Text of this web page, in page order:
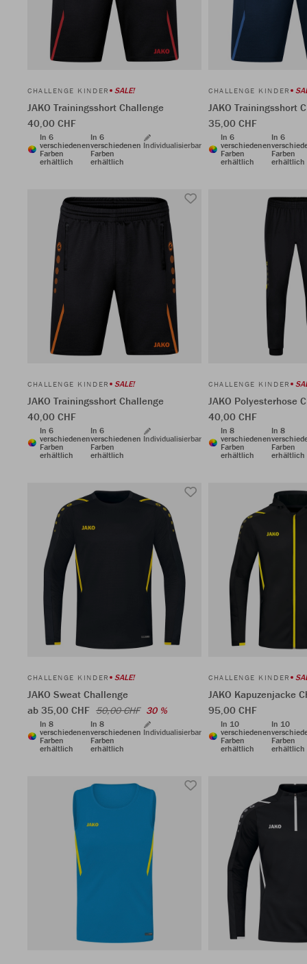
CHALLENGE KINDER SALE!
JAKO Trainingsshort Challenge
40,00 CHF
In 6
verschiedenen
Farben
erhältlich
In 6
verschiedenen
Farben
erhältlich
Individualisierbar
CHALLENGE KINDER
JAKO Trainingsshort
35,00 CHF
In 6
verschiedenen
Farben
erhältlich
In 6
Farben
erhältlich
CHALLENGE KINDER SALE!
JAKO Trainingsshort Challenge
40,00 CHF
In 6
verschiedenen
Farben
erhältlich
In 6
verschiedenen
Farben
erhältlich
Individualisierbar
CHALLENGE KINDER
JAKO Polyesterhose
40,00 CHF
In 8
verschiedenen
Farben
erhältlich
In 8
Farben
erhältlich
CHALLENGE KINDER SALE!
JAKO Sweat Challenge
ab 35,00 CHF 50,00 CHF 30 %
In 8
verschiedenen
Farben
erhältlich
In 8
verschiedenen
Farben
erhältlich
Individualisierbar
CHALLENGE KINDER
JAKO Kapuzenjacke
95,00 CHF
In 10
verschiedenen
Farben
erhältlich
In 10
Farben
erhältlich